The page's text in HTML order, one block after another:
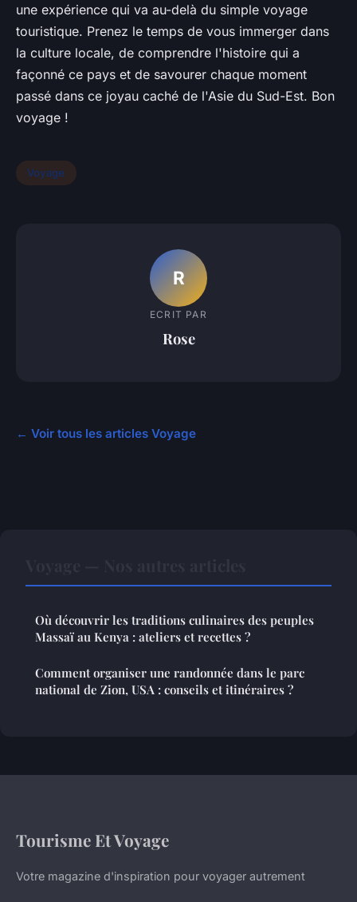
une expérience qui va au-delà du simple voyage
touristique. Prenez le temps de vous immerger dans
la culture locale, de comprendre l'histoire qui a
façonné ce pays et de savourer chaque moment
passé dans ce joyau caché de l'Asie du Sud-Est. Bon
voyage !
Voyage
R
ECRIT PAR
Rose
← Voir tous les articles Voyage
Où découvrir les traditions culinaires des peuples
Massaï au Kenya : ateliers et recettes ?
Comment organiser une randonnée dans le parc
national de Zion, USA : conseils et itinéraires ?
Tourisme Et Voyage
Votre magazine d'inspiration pour voyager autrement